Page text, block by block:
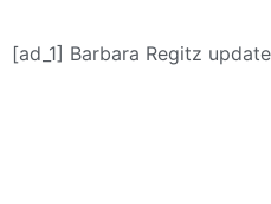
[ad_1] Barbara Regitz